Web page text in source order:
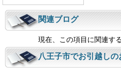
関連ブログ
現在、この項目に関連す
八王子市でお引越し